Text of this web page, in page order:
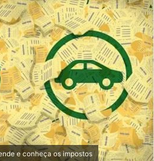
e conheça os impostos